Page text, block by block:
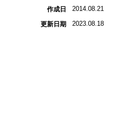
作成日 2014.08.21
更新日期 2023.08.18